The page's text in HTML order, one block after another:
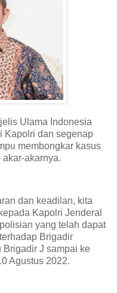
Ulama Indonesia
Kapolri dan segenap
membongkar kasus
akarnya.
dan keadilan, kita
Kapolri Jenderal
yang telah dapat
Brigadir
Brigadir J sampai ke
Agustus 2022.